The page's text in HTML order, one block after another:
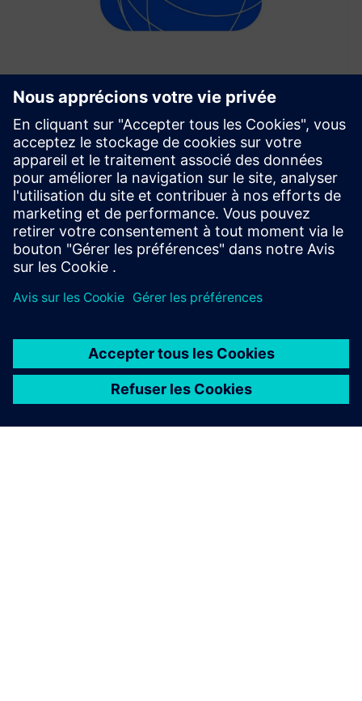
SICK ConnectX
SICK ConnectX est une application Industrial Edge qui
connecte, traite et transmet les données des capteurs et
des appareils depuis des capteurs vers des systèmes
industriels et cloud à des fins d'analyse et d'automatisation
en te...
En savoir plus